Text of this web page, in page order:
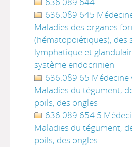
636.089 645
Maladies des organes
(hématopoïétiques), des
lymphatique et
système endocrinien
636.089 65 Médecine
Maladies du tégument,
poils, des ongles
636.089 654 5
Maladies du tégument,
poils, des ongles